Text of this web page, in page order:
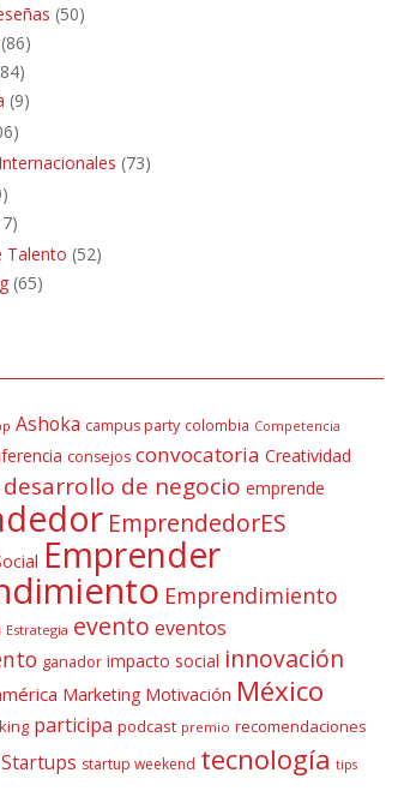
(50)
(86)
(9)
(73)
Talento (52)
(65)
Ashoka campus party colombia Competencia
consejos convocatoria Creatividad
desarrollo de negocio emprende
EmprendedorES
Emprender
Emprendimiento
Estrategia evento eventos
ganador impacto social innovación
Marketing Motivación México
participa podcast premio recomendaciones
Startups startup weekend tecnología tips